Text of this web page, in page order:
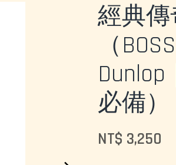
經典
（
必備
NT$ 3,250